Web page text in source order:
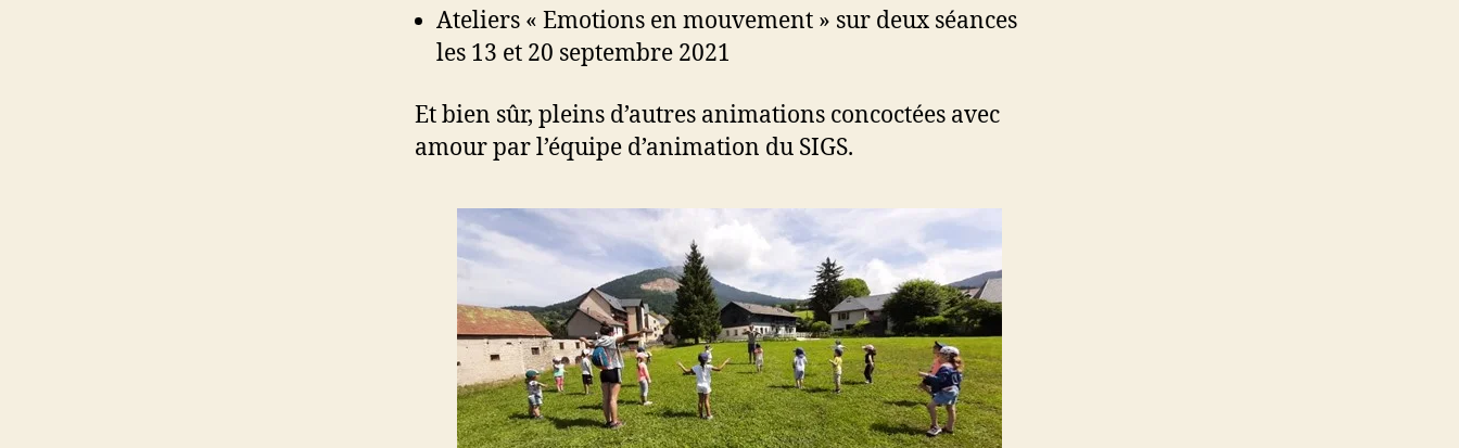
Ateliers « Emotions en mouvement » sur deux séances
les 13 et 20 septembre 2021
Et bien sûr, pleins d’autres animations concoctées avec
amour par l’équipe d’animation du SIGS.